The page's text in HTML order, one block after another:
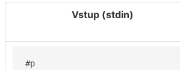
Vstup (stdin)
#p